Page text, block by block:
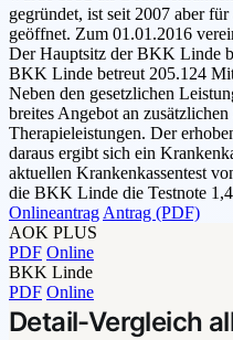
gegründet, ist seit 2007 aber
geöffnet. Zum 01.01.2016
Der Hauptsitz der BKK Linde
BKK Linde betreut 205.124
Neben den gesetzlichen
breites Angebot an
Therapieleistungen. Der
daraus ergibt sich ein
aktuellen Krankenkassentest
die BKK Linde die Testnote
Onlineantrag Antrag (PDF)
AOK PLUS
PDF Online
BKK Linde
PDF Online
Detail-Vergleich